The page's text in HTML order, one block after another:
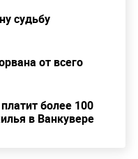
судьбу
от всего
более 100
в Ванкувере